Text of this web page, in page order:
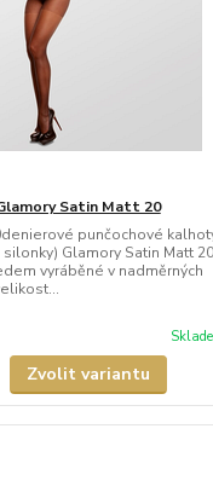
Satin Matt 20
punčochové
Glamory Satin Matt
vyráběné v nadměrných
Zvolit variantu